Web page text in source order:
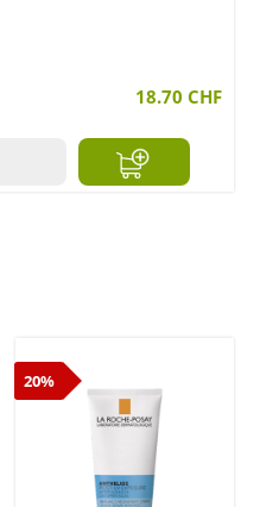
18.70 CHF
20%